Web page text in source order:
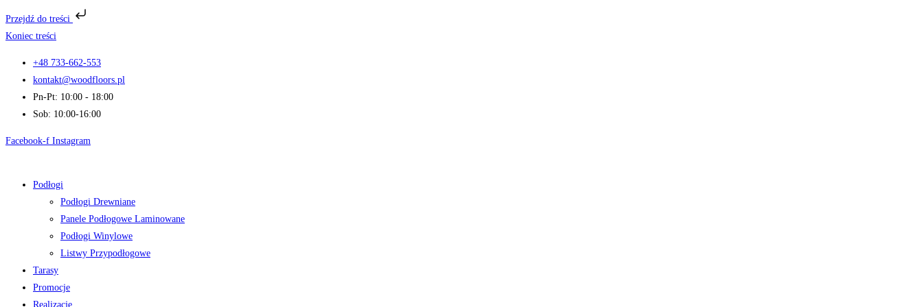
Przejdź do treści
Koniec treści
+48 733-662-553
kontakt@woodfloors.pl
Pn-Pt: 10:00 - 18:00
Sob: 10:00-16:00
Facebook-f Instagram
Podłogi
Podłogi Drewniane
Panele Podłogowe Laminowane
Podłogi Winylowe
Listwy Przypodłogowe
Tarasy
Promocje
Realizacje